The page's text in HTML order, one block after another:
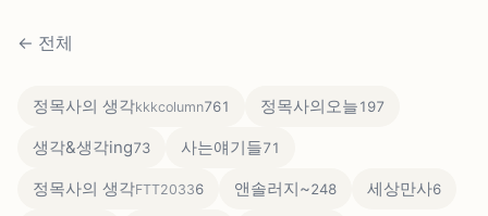
← 전체
정목사의 생각kkkcolumn761 정목사의오늘197
생각&생각ing73 사는얘기들71
정목사의 생각FTT20336 앤솔러지~248 세상만사6